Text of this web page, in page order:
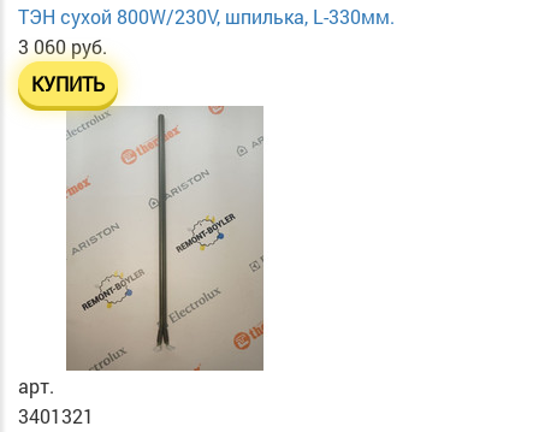
ТЭН сухой 800W/230V, шпилька, L-330мм.
3 060 руб.
КУПИТЬ
арт.
3401321